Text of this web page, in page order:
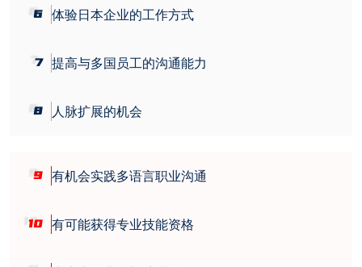
6 体验日本企业的工作方式
7 提高与多国员工的沟通能力
8 人脉扩展的机会
9 有机会实践多语言职业沟通
10 有可能获得专业技能资格